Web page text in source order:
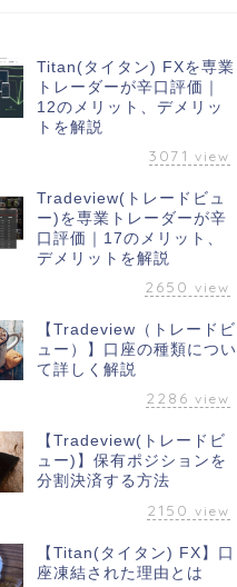
Titan(タイタン) FXを専業
トレーダーが辛口評価｜
12のメリット、デメリッ
トを解説
3071 view
Tradeview(トレードビュ
ー)を専業トレーダーが辛
口評価｜17のメリット、
デメリットを解説
2650 view
【Tradeview（トレードビ
ュー）】口座の種類につい
て詳しく解説
2286 view
【Tradeview(トレードビ
ュー)】保有ポジションを
分割決済する方法
2150 view
【Titan(タイタン) FX】口
座凍結された理由とは